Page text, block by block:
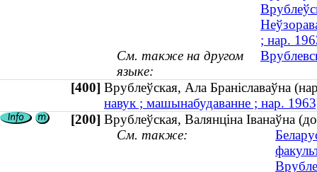
; нар.
См. также на другом
языке:
[400] Врублеўская, Ала Браніславаўна
навук ; машынабудаванне ; нар.
[200] Врублеўская, Валянціна Іванаўна
См. также: